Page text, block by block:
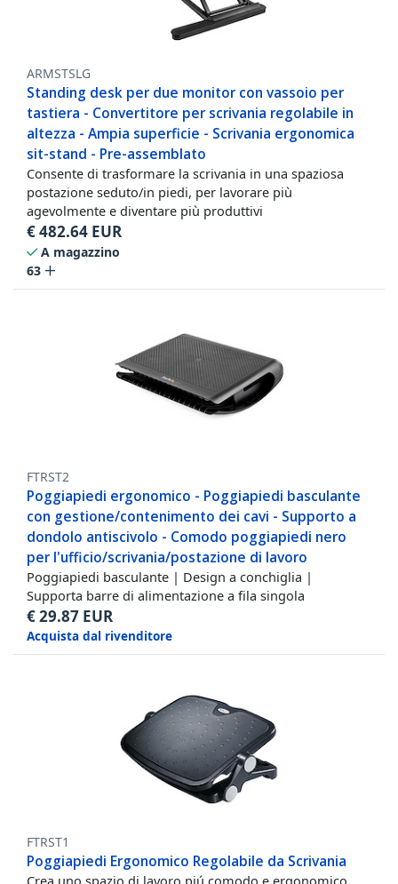
ARMSTSLG
Standing desk per due monitor con vassoio per
tastiera - Convertitore per scrivania regolabile in
altezza - Ampia superficie - Scrivania ergonomica
sit-stand - Pre-assemblato
Consente di trasformare la scrivania in una spaziosa
postazione seduto/in piedi, per lavorare più
agevolmente e diventare più produttivi
€482.64 EUR
A magazzino
63
FTRST2
Poggiapiedi ergonomico - Poggiapiedi basculante
con gestione/contenimento dei cavi - Supporto a
dondolo antiscivolo - Comodo poggiapiedi nero
per l'ufficio/scrivania/postazione di lavoro
Poggiapiedi basculante | Design a conchiglia |
Supporta barre di alimentazione a fila singola
€29.87 EUR
Acquista dal rivenditore
FTRST1
Poggiapiedi Ergonomico Regolabile da Scrivania